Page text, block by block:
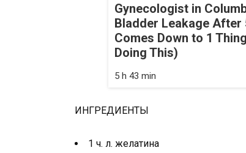
Gynecologist in
Bladder Leakage After
Comes Down to 1
Doing This)
5 h 43 min
ИНГРЕДИЕНТЫ
1 ч. л. желатина